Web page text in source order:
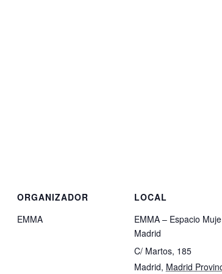
ORGANIZADOR
EMMA
LOCAL
EMMA – Espacio
Madrid
C/ Martos, 185
Madrid, Madrid